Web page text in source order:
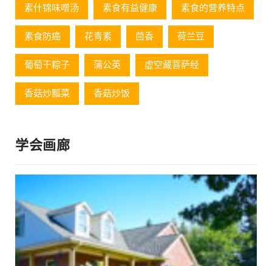
素什锦味噌汤 素食有益健康 素食的营养特点
素食防癌 花青素 茴香 荷兰豆
葡萄⼲粽⼦ 蒲公英 虚空藏菩萨经
香菇炒瓢菜 香菇炒饭
学会画廊